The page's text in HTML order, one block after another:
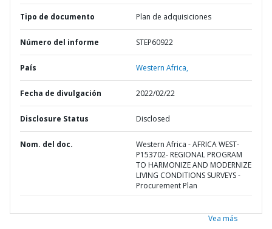
Tipo de documento Plan de adquisiciones
Número del informe STEP60922
País Western Africa,
Fecha de divulgación 2022/02/22
Disclosure Status Disclosed
Nom. del doc.
Western Africa - AFRICA WEST-
P153702- REGIONAL PROGRAM
TO HARMONIZE AND MODERNIZE
LIVING CONDITIONS SURVEYS -
Procurement Plan
Vea más